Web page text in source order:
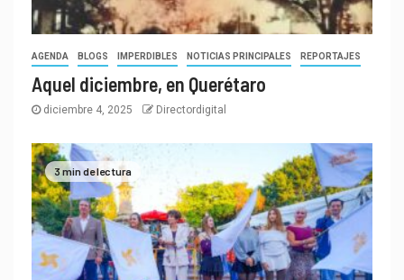
AGENDA BLOGS IMPERDIBLES NOTICIAS PRINCIPALES REPORTAJES
Aquel diciembre, en Querétaro
diciembre 4, 2025 Directordigital
3 min de lectura